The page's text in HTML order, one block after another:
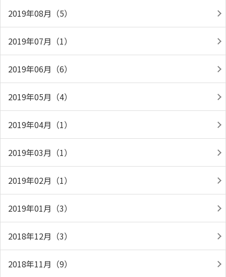
2019年08月（5）
2019年07月（1）
2019年06月（6）
2019年05月（4）
2019年04月（1）
2019年03月（1）
2019年02月（1）
2019年01月（3）
2018年12月（3）
2018年11月（9）